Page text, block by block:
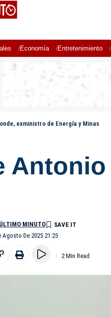
Economía Entretenimiento
exministro de Energía y Minas
Agosto De 2025 21:25
MINUTO
2 Min Read